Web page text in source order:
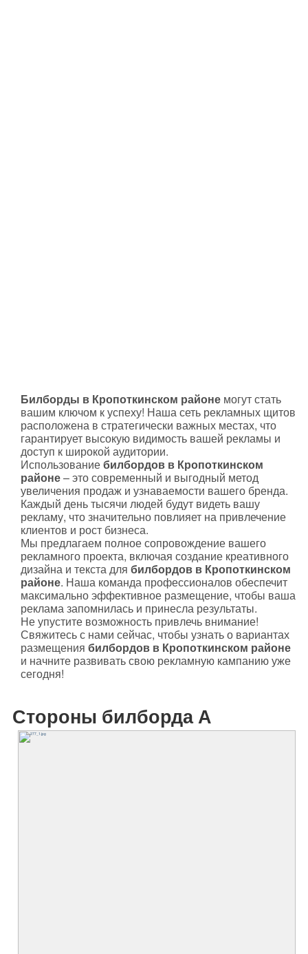
Билборды в Кропоткинском районе могут стать
вашим ключом к успеху! Наша сеть рекламных щитов
расположена в стратегически важных местах, что
гарантирует высокую видимость вашей рекламы и
доступ к широкой аудитории.
Использованиебилбордов в Кропоткинском
районе– это современный и выгодный метод
увеличения продаж и узнаваемости вашего бренда.
Каждый день тысячи людей будут видеть вашу
рекламу, что значительно повлияет на привлечение
клиентов и рост бизнеса.
Мы предлагаем полное сопровождение вашего
рекламного проекта, включая создание креативного
дизайна и текста длябилбордов в Кропоткинском
районе. Наша команда профессионалов обеспечит
максимально эффективное размещение, чтобы ваша
реклама запомнилась и принесла результаты.
Не упустите возможность привлечь внимание!
Свяжитесь с нами сейчас, чтобы узнать о вариантах
размещениябилбордов в Кропоткинском районе
и начните развивать свою рекламную кампанию уже
сегодня!
Стороны билборда А